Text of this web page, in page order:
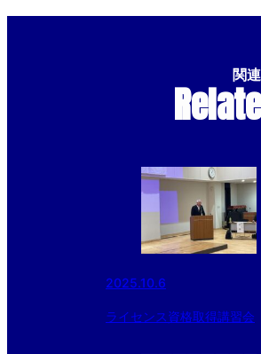
関
2025.10.6
ライセンス資格取得講習会